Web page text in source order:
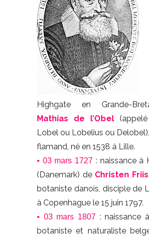
Highgate en Grande-
Mathias de l’Obel
Lobel ou Lobelius ou
flamand, né en 1538 à Lille.
• 03 mars 1727 : naissance à
(Danemark) de Christen
botaniste danois, disciple de
à Copenhague le 15 juin 1797.
• 03 mars 1807 : naissance
botaniste et naturaliste